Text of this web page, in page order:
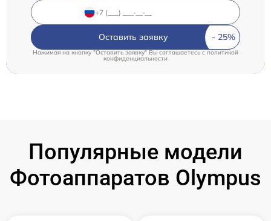
Оставить заявку
Нажимая на кнопку "Оставить заявку" Вы соглашаетесь c политикой
конфиденциальности
Популярные модели
Фотоаппаратов Olympus